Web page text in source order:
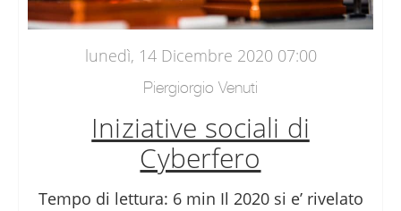
lunedì, 14 Dicembre 2020 07:00
Piergiorgio Venuti
Iniziative sociali di
Cyberfero
Tempo di lettura: 6 min Il 2020 si e’ rivelato